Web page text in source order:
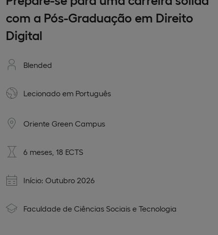
com a Pós-Graduação em Direito
Digital
Blended
Lecionado em Português
Oriente Green Campus
6 meses, 18 ECTS
Início: Outubro 2026
Faculdade de Ciências Sociais e Tecnologia